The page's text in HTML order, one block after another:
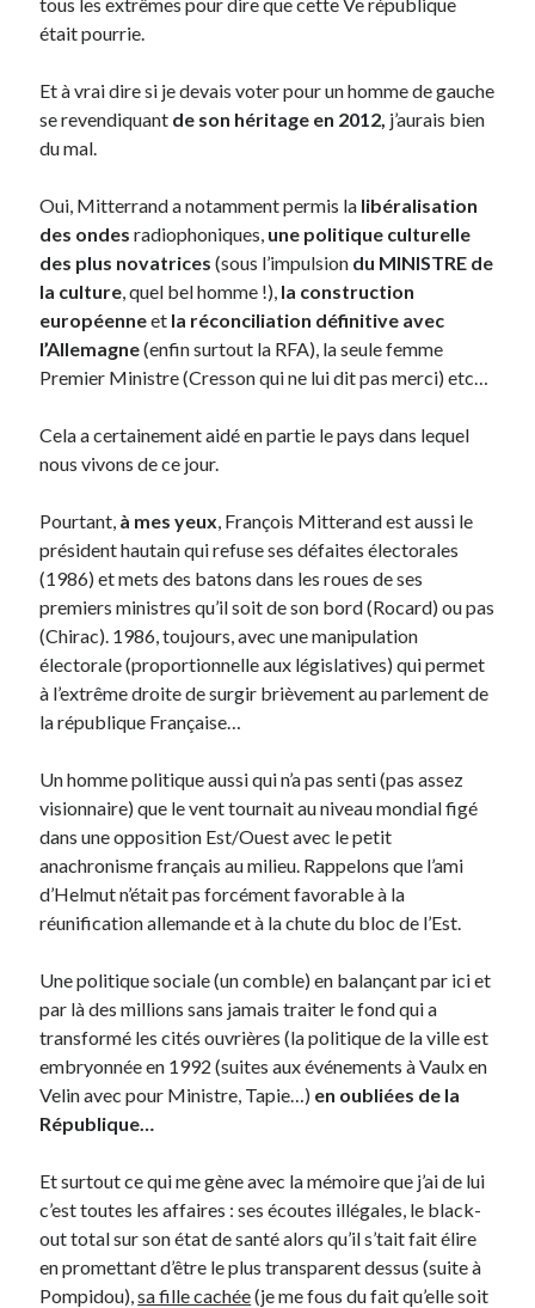
était pourrie.
Et à vrai dire si je devais voter pour un homme de gauche
se revendiquant de son héritage en 2012, j’aurais bien
du mal.
Oui, Mitterrand a notamment permis la libéralisation
des ondesradiophoniques, une politique culturelle
des plus novatrices(sous l’impulsion du MINISTRE de
la culture, quel bel homme !), la construction
européenneet la réconciliation définitive avec
l’Allemagne(enfin surtout la RFA), la seule femme
Premier Ministre (Cresson qui ne lui dit pas merci) etc…
Cela a certainement aidé en partie le pays dans lequel
nous vivons de ce jour.
Pourtant, à mes yeux, François Mitterand est aussi le
président hautain qui refuse ses défaites électorales
(1986) et mets des batons dans les roues de ses
premiers ministres qu’il soit de son bord (Rocard) ou pas
(Chirac). 1986, toujours, avec une manipulation
électorale (proportionnelle aux législatives) qui permet
à l’extrême droite de surgir brièvement au parlement de
la république Française…
Un homme politique aussi qui n’a pas senti (pas assez
visionnaire) que le vent tournait au niveau mondial figé
dans une opposition Est/Ouest avec le petit
anachronisme français au milieu. Rappelons que l’ami
d’Helmut n’était pas forcément favorable à la
réunification allemande et à la chute du bloc de l’Est.
Une politique sociale (un comble) en balançant par ici et
par là des millions sans jamais traiter le fond qui a
transformé les cités ouvrières (la politique de la ville est
embryonnée en 1992 (suites aux événements à Vaulx en
Velin avec pour Ministre, Tapie…) en oubliées de la
République…
Et surtout ce qui me gène avec la mémoire que j’ai de lui
c’est toutes les affaires : ses écoutes illégales, le black-
out total sur son état de santé alors qu’il s’tait fait élire
en promettant d’être le plus transparent dessus (suite à
Pompidou),sa fille cachée(je me fous du fait qu’elle soit